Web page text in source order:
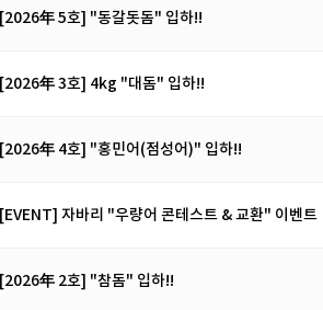
[2026年 5호] "동갈돗돔" 입하!!
[2026年 3호] 4kg "대돔" 입하!!
[2026年 4호] "홍민어(점성어)" 입하!!
[EVENT] 자바리 "우량어 콘테스트 & 교환" 이벤트
[2026年 2호] "참돔" 입하!!